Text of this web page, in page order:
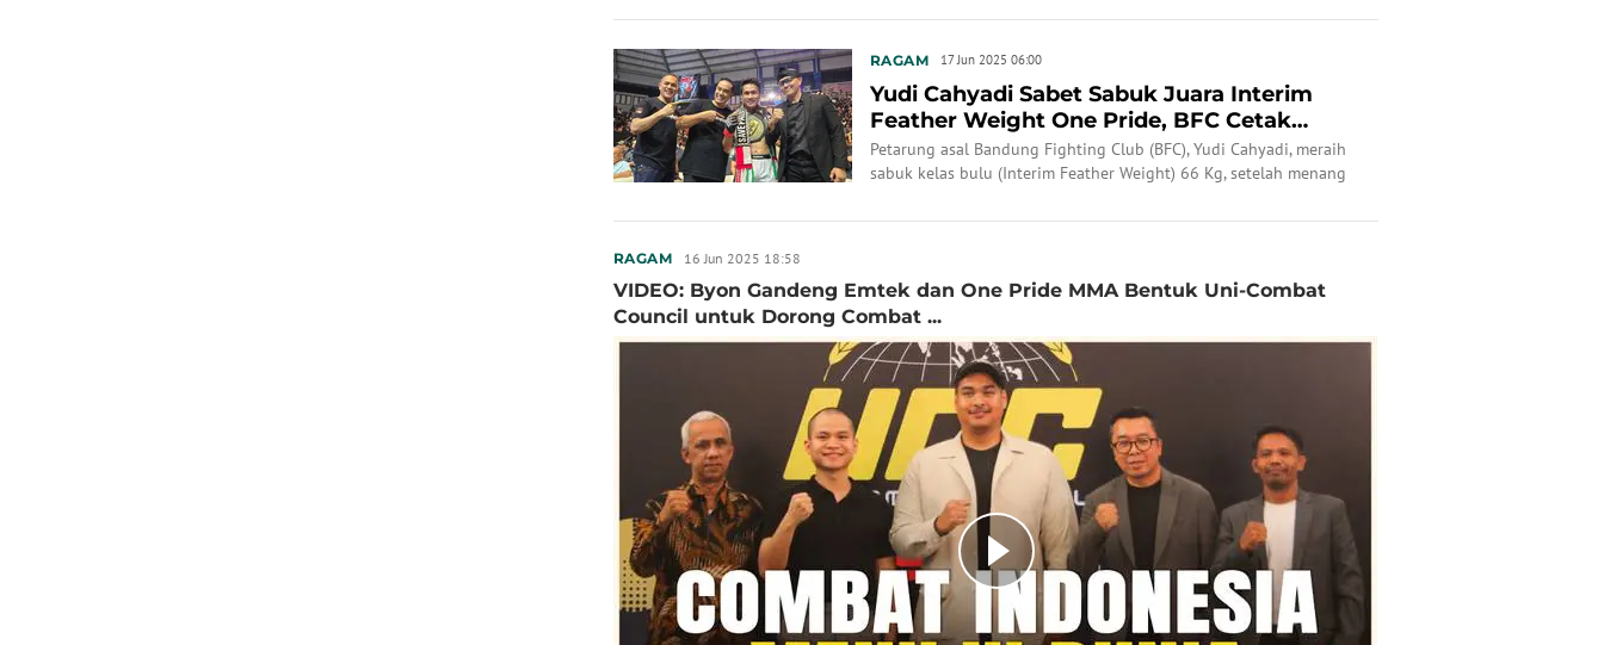
RAGAM 17 Jun 2025 06:00
Yudi Cahyadi Sabet Sabuk Juara Interim
Feather Weight One Pride, BFC Cetak
Hattrick Juara ...
Petarung asal Bandung Fighting Club (BFC), Yudi Cahyadi, meraih
sabuk kelas bulu (Interim Feather Weight) 66 Kg, setelah menang
RAGAM 16 Jun 2025 18:58
VIDEO: Byon Gandeng Emtek dan One Pride MMA Bentuk Uni-Combat
Council untuk Dorong Combat ...